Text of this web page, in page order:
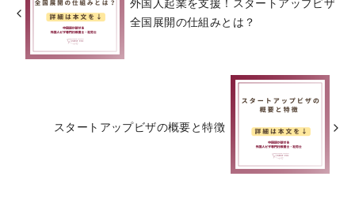
全国展開の仕組みとは？
スタートアップビザの概要と特徴